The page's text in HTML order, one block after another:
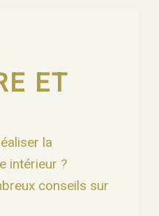
ET
la
intérieur ?
conseils sur